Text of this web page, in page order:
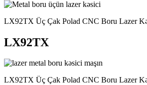
LX92TX Üç Çak Polad CNC Boru Lazer
LX92TX
LX92TX Üç Çak Polad CNC Boru Lazer